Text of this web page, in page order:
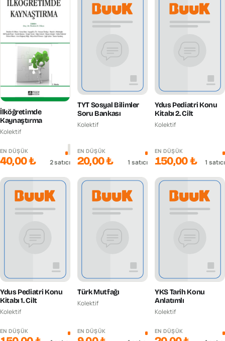
İlköğretimde
Kaynaştırma
Kolektif
EN DÜŞÜK
40,00 ₺ 2satıcı
TYT Sosyal Bilimler
Soru Bankası
Kolektif
EN DÜŞÜK
20,00 ₺ 1 satıcı
Ydus Pediatri Konu
Kitabı 2. Cilt
Kolektif
EN DÜŞÜK
150,00 ₺ 1 satıcı
Ydus Pediatri Konu
Kitabı 1. Cilt
Kolektif
EN DÜŞÜK
Türk Mutfağı
Kolektif
EN DÜŞÜK
YKS Tarih Konu
Anlatımlı
Kolektif
EN DÜŞÜK